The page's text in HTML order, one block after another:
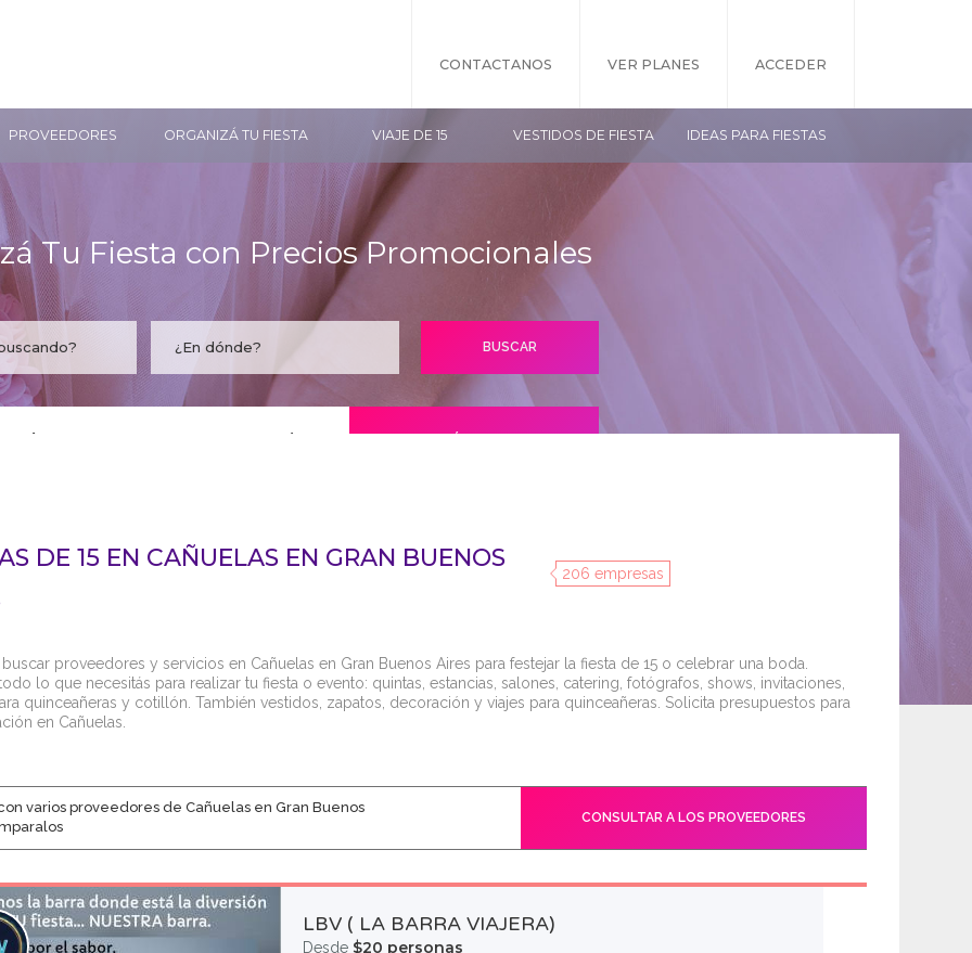
CONTACTANOS VER PLANES ACCEDER
PROVEEDORES ORGANIZÁ TU FIESTA VIAJE DE 15 VESTIDOS DE FIESTA IDEAS PARA FIESTAS
Tu Fiesta con Precios Promocionales
encontrar tu empresa acá?
DE 15 EN CAÑUELAS EN GRAN BUENOS
206 empresas
proveedores y servicios en Cañuelas en Gran Buenos Aires para festejar la fiesta de 15 o celebrar una boda.
lo que necesitás para realizar tu fiesta o evento: quintas, estancias, salones, catering, fotógrafos, shows, invitaciones,
quinceañeras y cotillón. También vestidos, zapatos, decoración y viajes para quinceañeras. Solicita presupuestos para
en Cañuelas.
varios proveedores de Cañuelas en Gran Buenos
CONSULTAR A LOS PROVEEDORES
LBV ( LA BARRA VIAJERA)
Desde $20 personas